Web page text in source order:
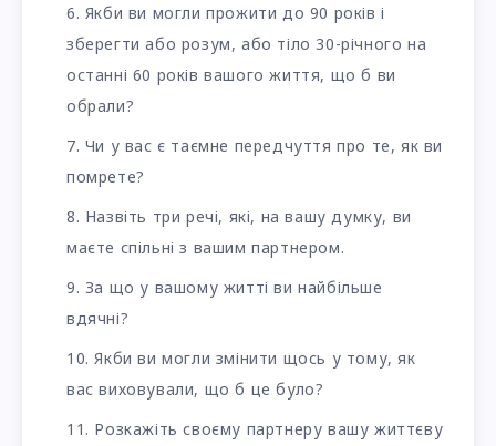
Якби ви могли прожити до 90 років і
зберегти або розум, або тіло 30-річного на
останні 60 років вашого життя, що б ви
обрали?
Чи у вас є таємне передчуття про те, як ви
помрете?
Назвіть три речі, які, на вашу думку, ви
маєте спільні з вашим партнером.
За що у вашому житті ви найбільше
вдячні?
Якби ви могли змінити щось у тому, як
вас виховували, що б це було?
Розкажіть своєму партнеру вашу життєву